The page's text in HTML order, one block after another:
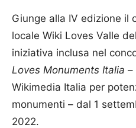
Giunge alla IV edizione il
locale Wiki Loves Valle
iniziativa inclusa nel
Loves Monuments Italia –
Wikimedia Italia per
monumenti – dal 1
2022.